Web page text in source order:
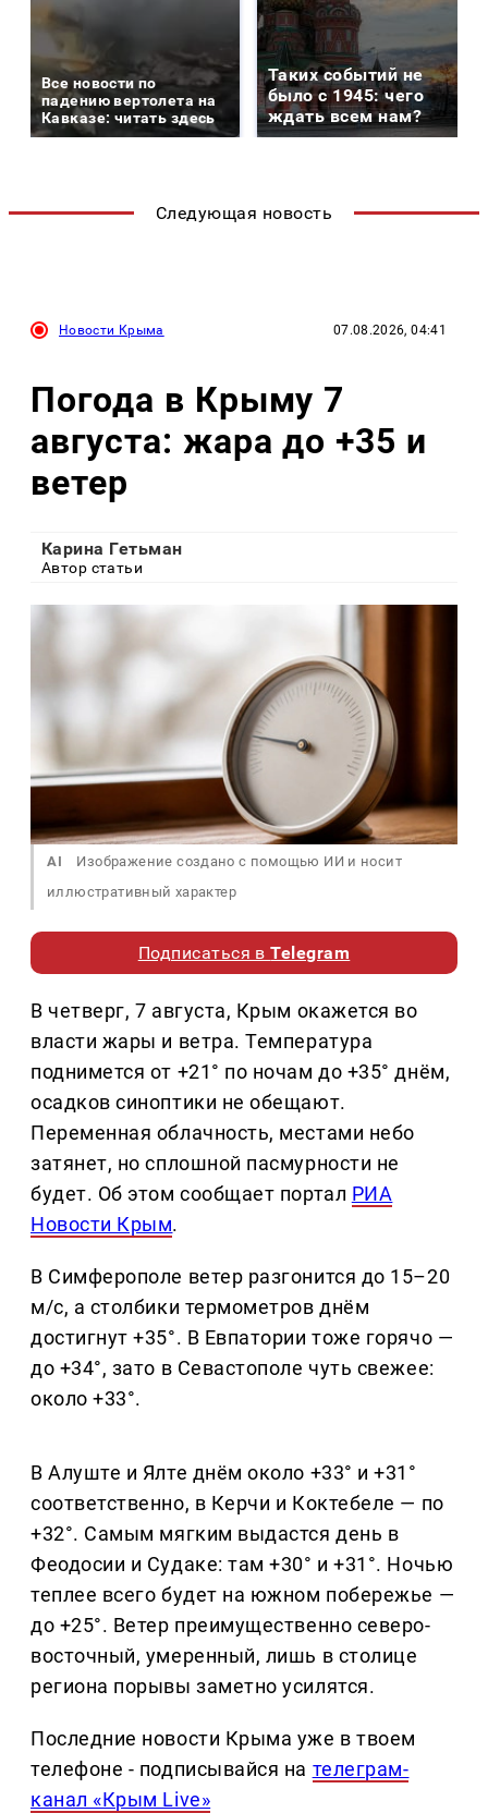
Все новости по
падению вертолета на
Кавказе: читать здесь
Таких событий не
было с 1945: чего
ждать всем нам?
Следующая новость
Новости Крыма 07.08.2026, 04:41
Погода в Крыму 7
августа: жара до +35 и
ветер
Карина Гетьман
Автор статьи
AI
Изображение создано с помощью ИИ и носит
иллюстративный характер
Подписаться вTelegram
В четверг, 7 августа, Крым окажется во
власти жары и ветра. Температура
поднимется от +21° по ночам до +35° днём,
осадков синоптики не обещают.
Переменная облачность, местами небо
затянет, но сплошной пасмурности не
будет. Об этом сообщает портал РИА
Новости Крым.
В Симферополе ветер разгонится до 15–20
м/с, а столбики термометров днём
достигнут +35°. В Евпатории тоже горячо —
до +34°, зато в Севастополе чуть свежее:
около +33°.
В Алуште и Ялте днём около +33° и +31°
соответственно, в Керчи и Коктебеле — по
+32°. Самым мягким выдастся день в
Феодосии и Судаке: там +30° и +31°. Ночью
теплее всего будет на южном побережье —
до +25°. Ветер преимущественно северо-
восточный, умеренный, лишь в столице
региона порывы заметно усилятся.
Последние новости Крыма уже в твоем
телефоне - подписывайся на телеграм-
канал «Крым Live»